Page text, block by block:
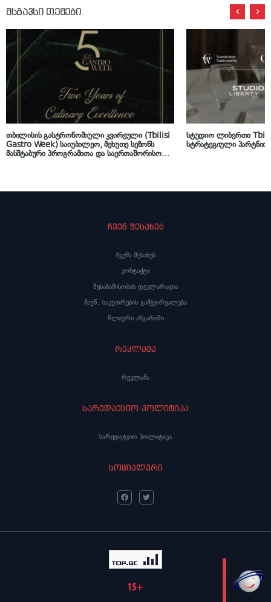
LIVE
მსგავსი თემები
თბილისის გასტრონომიული კვირეული (Tbilisi
Gastro Week) საიუბილეო, მეხუთე სეზონს
მასშტაბური პროგრამითა და საერთაშორისო
სტუდიო ლიბერთი
სტრატეგიული
ჩვენ შესახებ
ჩვენს შესახებ
კონტაქტი
შესაბამისობის დეკლარაცია
მაუწ. საკუთრების გამჭვირვალება
წლიური ანგარიში
რეკლამა
რეკლამა
სარედაქციო პოლიტიკა
სარედაქციო პოლიტიკა
სოციალური